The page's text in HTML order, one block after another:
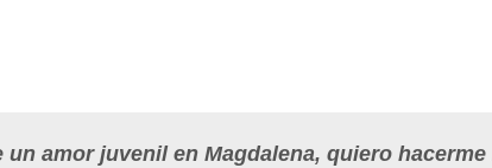
un amor juvenil en Magdalena, quiero